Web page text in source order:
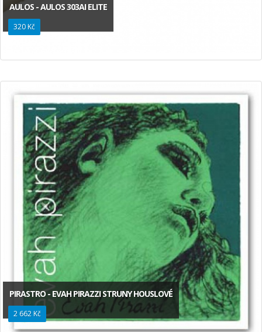
AULOS - AULOS 303AI ELITE
320 Kč
PIRASTRO - EVAH PIRAZZI STRUNY HOUSLOVÉ
2 662 Kč